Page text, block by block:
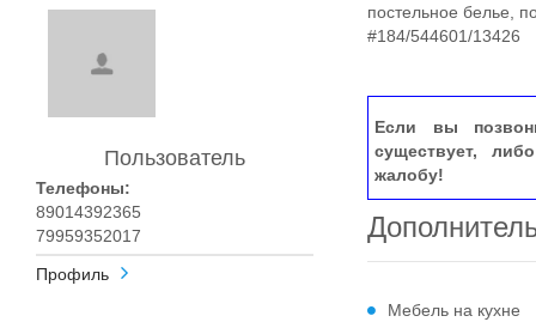
Пользователь
Телефоны:
89014392365
79959352017
Профиль
постельное белье,
#184/544601/13426
Если вы
существует,
жалобу!
Мебель на кухне